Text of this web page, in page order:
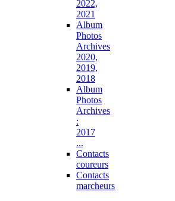
2022,
2021
Album
Photos
Archives
2020,
2019,
2018
Album
Photos
Archives
:
2017
...
Contacts
coureurs
Contacts
marcheurs